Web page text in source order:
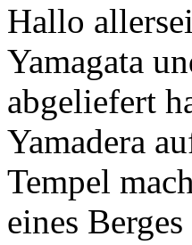
Hallo
Yamagata
abgeliefert
Yamadera
Tempel
eines